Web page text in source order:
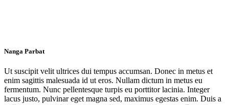
Nanga Parbat
Ut suscipit velit ultrices dui tempus accumsan. Donec in metus et
enim sagittis malesuada id ut eros. Nullam dictum in metus eu
fermentum. Nunc pellentesque turpis eu porttitor lacinia. Integer
lacus justo, pulvinar eget magna sed, maximus egestas enim. Duis a